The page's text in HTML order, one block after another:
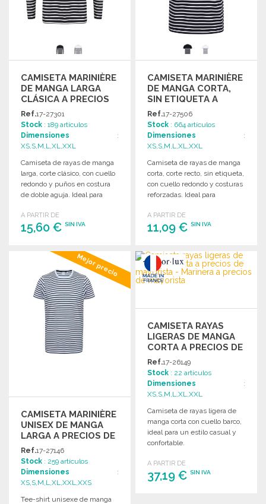
CAMISETA MARINIÈRE
DE MANGA LARGA
CLÁSICA A PRECIOS
DE MAYORISTA
Ref.17-27301
Stock : 189 artículos
Dimensiones :
XS,S,M,L,XL,XXL
Camiseta de rayas de manga
larga, corte clásico, con cuello
redondo y puños en costura
de doble aguja. Ideal para
A PARTIR DE
15,60 € SIN IVA
PEDIR
Solicitar un presupuesto
CAMISETA MARINIÈRE
DE MANGA CORTA,
SIN ETIQUETA A
PRECIOS DE
MAYORISTA
Ref.17-27506
Stock : 664 artículos
Dimensiones :
XS,S,M,L,XL,XXL
Camiseta de rayas de manga
corta, corte recto, sin etiqueta,
con cuello redondo y costuras
reforzadas. Ideal para
A PARTIR DE
11,09 €SIN IVA
PEDIR
Solicitar un presupuesto
Mejor precio
CAMISETA MARINIÈRE
UNISEX DE MANGA
LARGA A PRECIOS DE
MAYORISTA
Ref.17-27146
Stock : 259 artículos
Dimensiones :
XS,S,M,L,XL,XXL,XXS
Tee-shirt unisexe de manga
CAMISETA RAYAS
LIGERAS DE MANGA
CORTA A PRECIOS DE
MAYORISTA
Ref.17-26149
Stock : 22 artículos
Dimensiones :
XS,S,M,L,XL,XXL
Camiseta de rayas ligera de
manga corta con cuello barco,
ideal para un estilo casual y
confortable.
A PARTIR DE
37,19 €SIN IVA